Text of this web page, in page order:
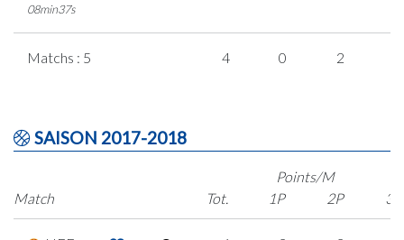
08min37s
Matchs : 5 4 0 2
SAISON 2017-2018
Match
Points/M
Tot.
1P 2P 3P